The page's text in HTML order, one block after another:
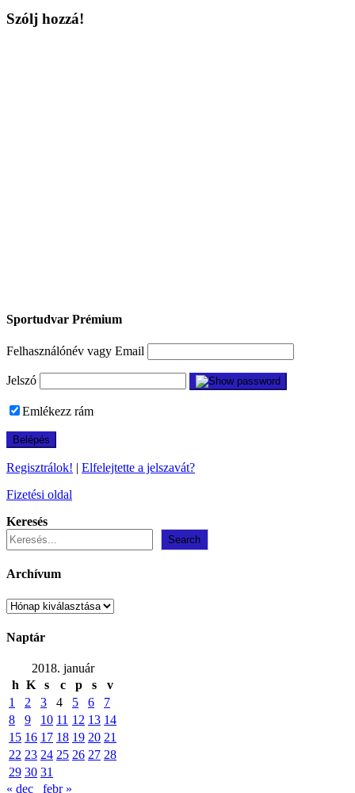
Szólj hozzá!
Sportudvar Prémium
Felhasználónév vagy Email
Jelszó
Emlékezz rám
Regisztrálok! | Elfelejtette a jelszavát?
Fizetési oldal
Keresés
Search
Archívum
Archívum
Naptár
2018. január
h K s c p s
v
1
2 3 4 5 6
7
8
9 10 11 12 13 14
15 16 17 18 19 20 21
22 23 24 25 26 27 28
29 30 31
« dec
febr »